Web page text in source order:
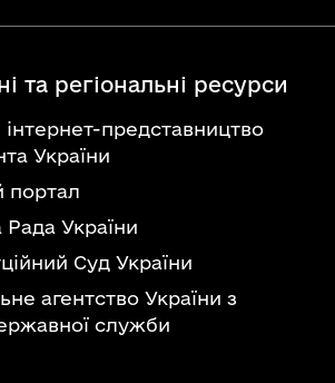
та регіональні ресурси
інтернет-представництво
України
портал
Рада України
Суд України
агентство України з
служби